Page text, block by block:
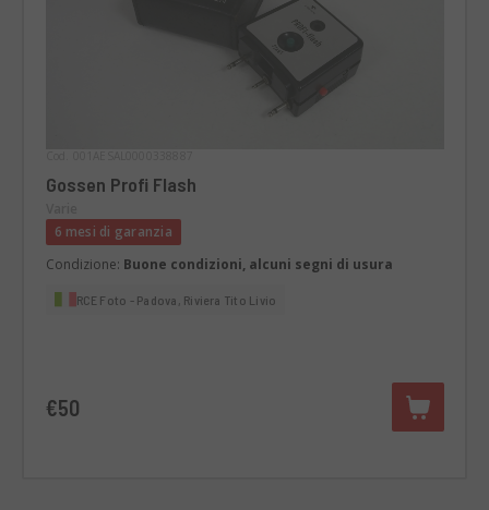
Gossen Profi Flash
6 mesi di garanzia
Condizione: Buone condizioni, alcuni segni di usura
RCE Foto - Padova, Riviera Tito Livio
€50